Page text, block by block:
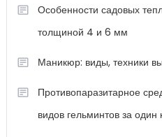
Особенности садовых
толщиной 4 и 6 мм
Маникюр: виды, техники
Противопаразитарное
видов гельминтов за один